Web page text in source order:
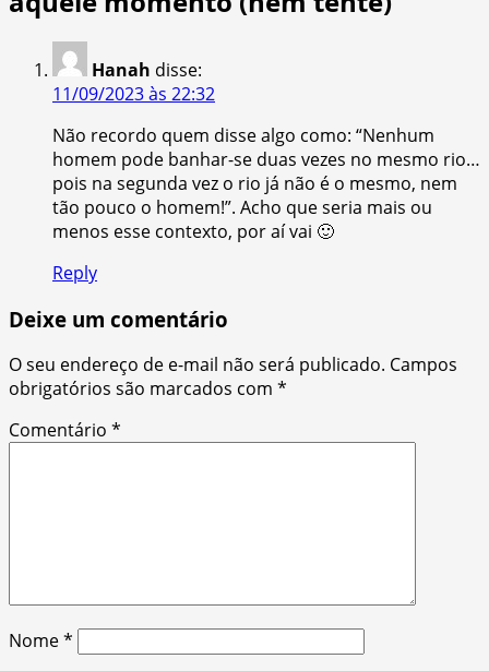
Hanah disse:
11/09/2023 às 22:32
Não recordo quem disse algo como: “Nenhum
homem pode banhar-se duas vezes no mesmo rio…
pois na segunda vez o rio já não é o mesmo, nem
tão pouco o homem!”. Acho que seria mais ou
menos esse contexto, por aí vai 🙂
Reply
Deixe um comentário
O seu endereço de e-mail não será publicado. Campos
obrigatórios são marcados com *
Comentário *
Nome*